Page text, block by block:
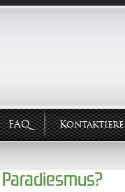
FAQ Kontaktiere